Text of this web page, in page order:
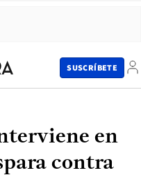
SUSCRÍBETE
en
contra